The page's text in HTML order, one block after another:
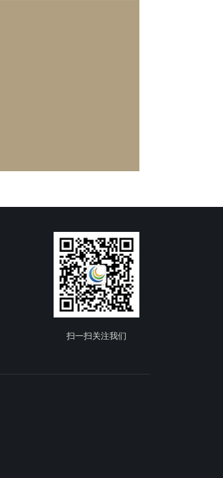
扫一扫关注我们